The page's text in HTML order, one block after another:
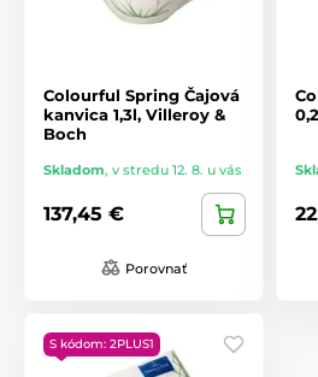
Colourful Spring Čajová
kanvica 1,3l, Villeroy &
Boch
Skladom, v stredu 12. 8. u vás
137,45 €
Porovnať
S kódom: 2PLUS1